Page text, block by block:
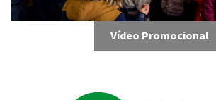
Vídeo Promocional